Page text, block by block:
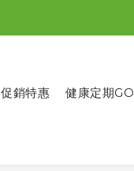
促銷特惠 健康定期GO